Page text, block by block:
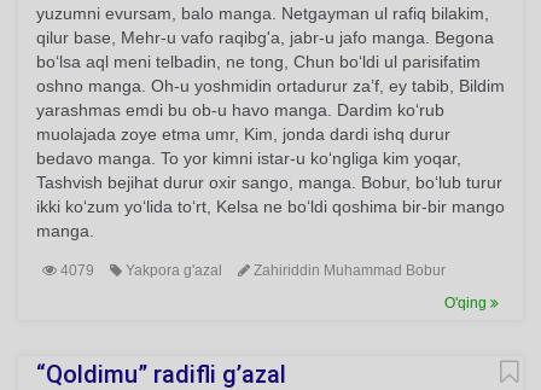
yuzumni evursam, balo manga. Netgayman ul rafiq bilakim,
qilur base, Mehr-u vafo raqibg'a, jabr-u jafo manga. Begona
bo‘lsa aql meni telbadin, ne tong, Chun bo‘ldi ul parisifatim
oshno manga. Oh-u yoshmidin ortadurur za’f, ey tabib, Bildim
yarashmas emdi bu ob-u havo manga. Dardim ko‘rub
muolajada zoye etma umr, Kim, jonda dardi ishq durur
bedavo manga. To yor kimni istar-u ko‘ngliga kim yoqar,
Tashvish bejihat durur oxir sango, manga. Bobur, bo‘lub turur
ikki ko‘zum yo‘lida to‘rt, Kelsa ne bo‘ldi qoshima bir-bir mango
manga.
4079 Yakpora g'azal
Zahiriddin Muhammad Bobur
O'qing
“Qoldimu” radifli g’azal